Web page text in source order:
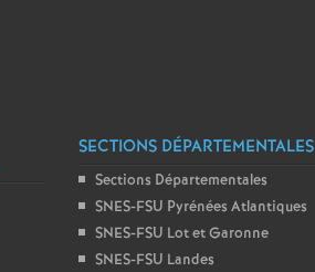
SECTIONS DÉPARTEMENTALES
Sections Départementales
SNES-FSU Pyrénées Atlantiques
SNES-FSU Lot et Garonne
SNES-FSU Landes